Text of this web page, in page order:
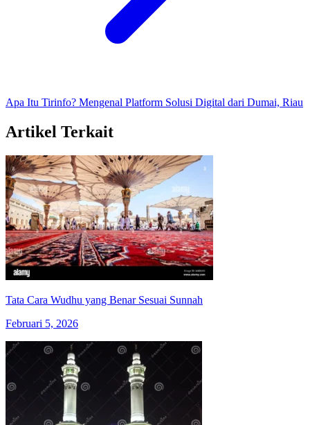
Apa Itu Tirinfo? Mengenal Platform Solusi Digital dari Dumai, Riau
Artikel Terkait
Tata Cara Wudhu yang Benar Sesuai Sunnah
Februari 5, 2026